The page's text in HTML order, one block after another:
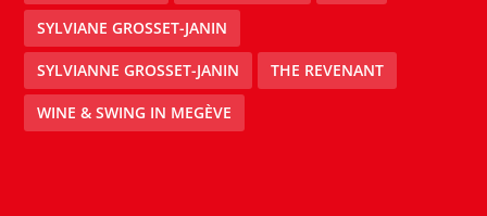
SYLVIANE GROSSET-JANIN
SYLVIANNE GROSSET-JANIN THE REVENANT
WINE & SWING IN MEGÈVE